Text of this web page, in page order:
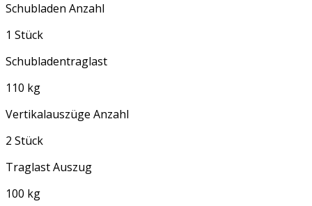
Schubladen Anzahl
1 Stück
Schubladentraglast
110 kg
Vertikalauszüge Anzahl
2 Stück
Traglast Auszug
100 kg